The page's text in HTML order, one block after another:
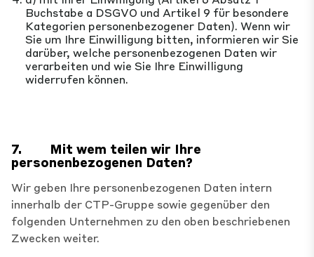
Buchstabe a DSGVO und Artikel 9 für besondere
Kategorien personenbezogener Daten). Wenn wir
Sie um Ihre Einwilligung bitten, informieren wir Sie
darüber, welche personenbezogenen Daten wir
verarbeiten und wie Sie Ihre Einwilligung
widerrufen können.
7. Mit wem teilen wir Ihre
personenbezogenen Daten?
Wir geben Ihre personenbezogenen Daten intern
innerhalb der CTP-Gruppe sowie gegenüber den
folgenden Unternehmen zu den oben beschriebenen
Zwecken weiter.